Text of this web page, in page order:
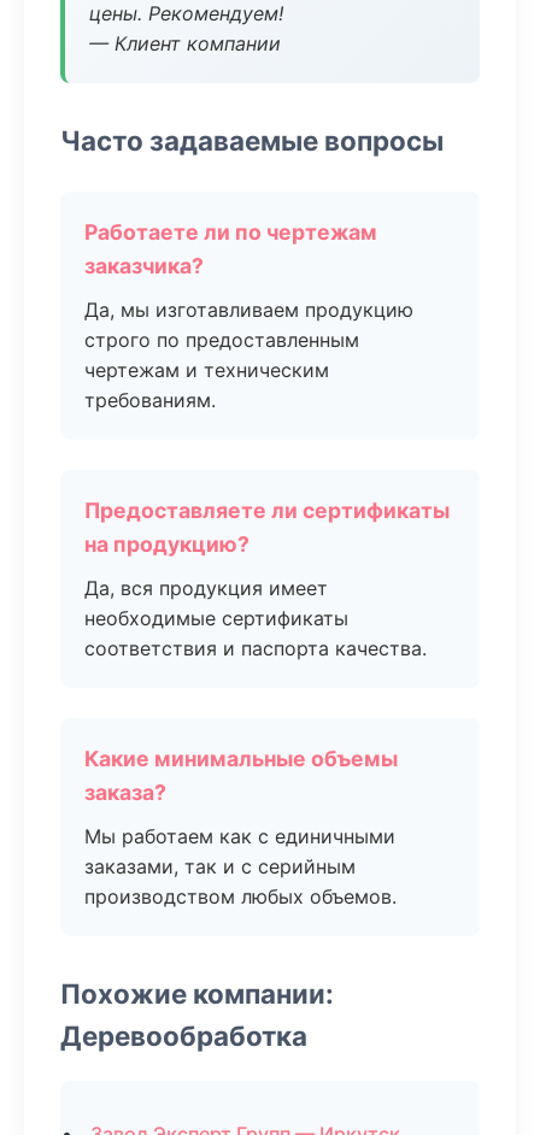
цены. Рекомендуем!
— Клиент компании
Часто задаваемые вопросы
Работаете ли по чертежам
заказчика?
Да, мы изготавливаем продукцию
строго по предоставленным
чертежам и техническим
требованиям.
Предоставляете ли сертификаты
на продукцию?
Да, вся продукция имеет
необходимые сертификаты
соответствия и паспорта качества.
Какие минимальные объемы
заказа?
Мы работаем как с единичными
заказами, так и с серийным
производством любых объемов.
Похожие компании:
Деревообработка